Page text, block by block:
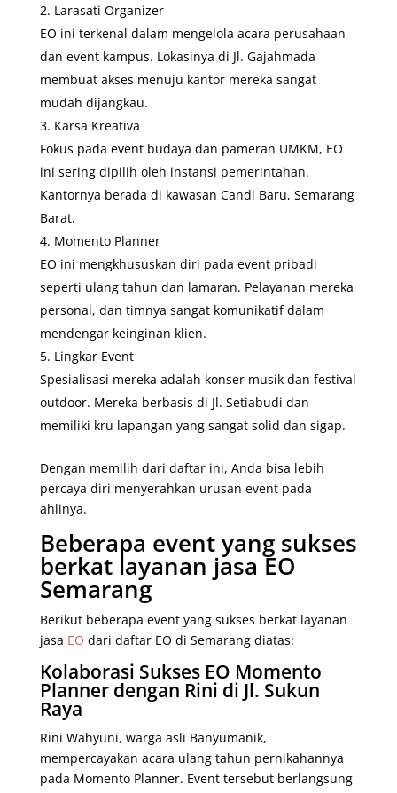
Larasati Organizer
EO ini terkenal dalam mengelola acara perusahaan
dan event kampus. Lokasinya di Jl. Gajahmada
membuat akses menuju kantor mereka sangat
mudah dijangkau.
Karsa Kreativa
Fokus pada event budaya dan pameran UMKM, EO
ini sering dipilih oleh instansi pemerintahan.
Kantornya berada di kawasan Candi Baru, Semarang
Barat.
Momento Planner
EO ini mengkhususkan diri pada event pribadi
seperti ulang tahun dan lamaran. Pelayanan mereka
personal, dan timnya sangat komunikatif dalam
mendengar keinginan klien.
Lingkar Event
Spesialisasi mereka adalah konser musik dan festival
outdoor. Mereka berbasis di Jl. Setiabudi dan
memiliki kru lapangan yang sangat solid dan sigap.
Dengan memilih dari daftar ini, Anda bisa lebih
percaya diri menyerahkan urusan event pada
ahlinya.
Beberapa event yang sukses
berkat layanan jasa EO
Semarang
Berikut beberapa event yang sukses berkat layanan
jasa EO dari daftar EO di Semarang diatas:
Kolaborasi Sukses EO Momento
Planner dengan Rini di Jl. Sukun
Raya
Rini Wahyuni, warga asli Banyumanik,
mempercayakan acara ulang tahun pernikahannya
pada Momento Planner. Event tersebut berlangsung